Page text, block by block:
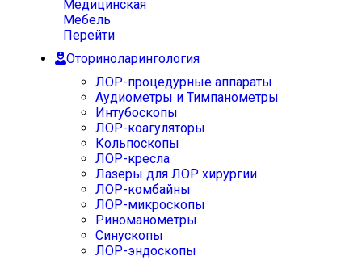
Медицинская
Мебель
Перейти
Оториноларингология
ЛОР-процедурные аппараты
Аудиометры и Тимпанометры
Интубоскопы
ЛОР-коагуляторы
Кольпоскопы
ЛОР-кресла
Лазеры для ЛОР хирургии
ЛОР-комбайны
ЛОР-микроскопы
Риноманометры
Синускопы
ЛОР-эндоскопы